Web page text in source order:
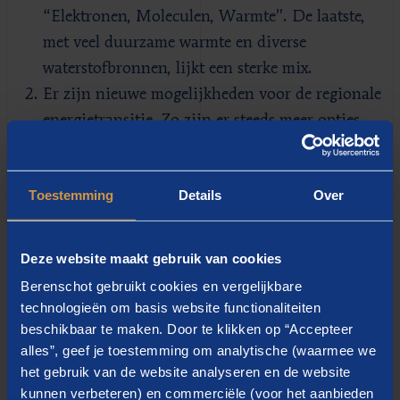
Toestemming Details Over
Deze website maakt gebruik van cookies
Berenschot gebruikt cookies en vergelijkbare
technologieën om basis website functionaliteiten
beschikbaar te maken. Door te klikken op “Accepteer
alles”, geef je toestemming om analytische (waarmee we
het gebruik van de website analyseren en de website
kunnen verbeteren) en commerciële (voor het aanbieden
“Elektronen, Moleculen, Warmte”. De laatste,
met veel duurzame warmte en diverse
waterstofbronnen, lijkt een sterke mix.
Er zijn nieuwe mogelijkheden voor de regionale
energietransitie. Zo zijn er steeds meer opties
voor duurzame bronnen voor warmtenetten, en
ook waterstof als klimaatneutrale
piekvoorziening daarin, zoals door Berenschot
onderzocht.
Bestaande scenario’s naar volledige CO
Berenschot presenteerde in het Klimaatberaad.
Een zorgpunt daarbij is een mogelijk toekomstig
stroomtekort (winterpiek); dat vergt flexibiliteit,
bijvoorbeeld door middel van hybride